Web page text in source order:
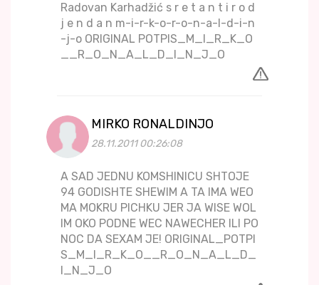
Radovan Karhadžić s r e t a n t i r o d
j e n d a n m-i-r-k-o-r-o-n-a-l-d-i-n
-j-o ORIGINAL POTPIS_M_I_R_K_O
__R_O_N_A_L_D_I_N_J_O
MIRKO RONALDINJO
28.11.2011 00:26:08
A SAD JEDNU KOMSHINICU SHTOJE
94 GODISHTE SHEWIM A TA IMA WEO
MA MOKRU PICHKU JER JA WISE WOL
IM OKO PODNE WEC NAWECHER ILI PO
NOC DA SEXAM JE! ORIGINAL_POTPI
S_M_I_R_K_O__R_O_N_A_L_D_
I_N_J_O